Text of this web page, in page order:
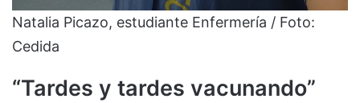
Natalia Picazo, estudiante Enfermería / Foto:
Cedida
“Tardes y tardes vacunando”